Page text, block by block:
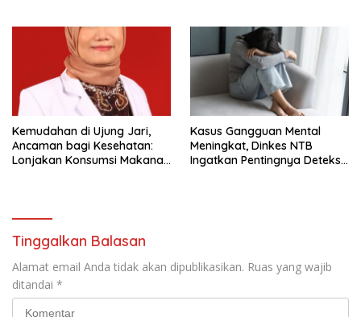
Kemudahan di Ujung Jari,
Ancaman bagi Kesehatan:
Lonjakan Konsumsi Makanan
Kasus Gangguan Mental
Meningkat, Dinkes NTB
Ingatkan Pentingnya Deteksi
Tinggalkan Balasan
Alamat email Anda tidak akan dipublikasikan. Ruas yang wajib
ditandai *